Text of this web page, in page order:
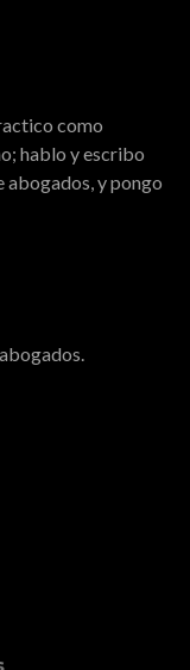
como
hablo y escribo
abogados, y pongo